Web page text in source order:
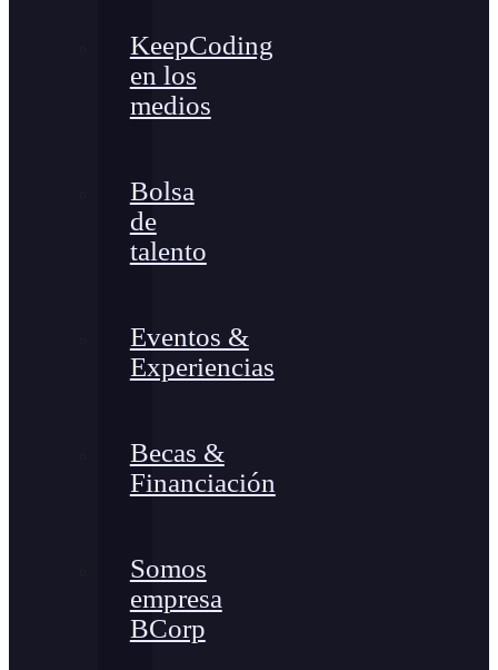
KeepCoding
en los
medios
Bolsa
de
talento
Eventos &
Experiencias
Becas &
Financiación
Somos
empresa
BCorp